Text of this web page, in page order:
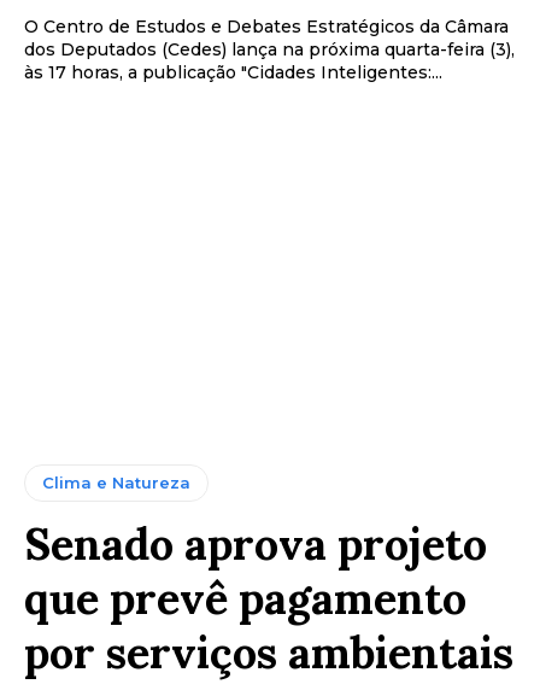
O Centro de Estudos e Debates Estratégicos da Câmara
dos Deputados (Cedes) lança na próxima quarta-feira (3),
às 17 horas, a publicação "Cidades Inteligentes:...
Clima e Natureza
Senado aprova projeto
que prevê pagamento
por serviços ambientais